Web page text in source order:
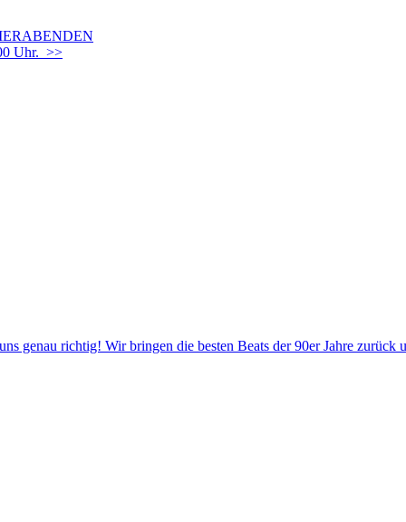
Uhr. >>
genau richtig! Wir bringen die besten Beats der 90er Jahre zurück